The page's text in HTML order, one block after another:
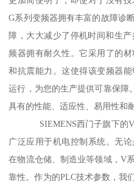
G系列变频器拥有丰富的故障诊
障，大大减少了停机时间和生
频器拥有耐久性。它采用了的
和抗震能力。这使得该变频器
运行，为您的生产提供可靠保障
具有的性能、适应性、易用性和
SIEMENS西门子旗下的V
广泛应用于机电控制系统。无
在物流仓储、制造业等领域，V
靠性。作为的PLC技术参数，我